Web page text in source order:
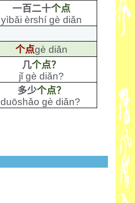
一百二十个点
yìbǎi èrshí gè diǎn
个点gè diǎn
几个点？
jǐ gè diǎn?
多少个点？
duōshǎo gè diǎn?